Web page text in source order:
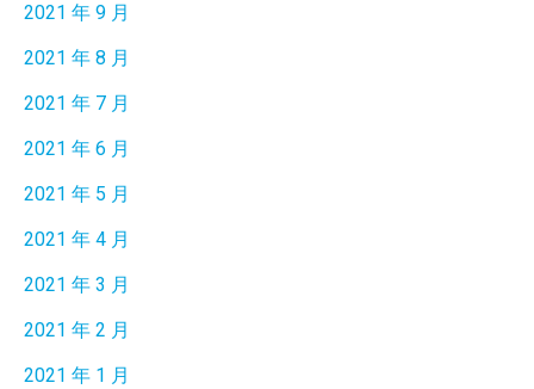
2021 年 9 月
2021 年 8 月
2021 年 7 月
2021 年 6 月
2021 年 5 月
2021 年 4 月
2021 年 3 月
2021 年 2 月
2021 年 1 月